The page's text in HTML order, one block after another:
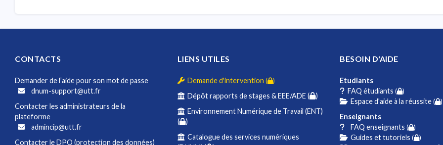
CONTACTS
Demander de l’aide pour son mot de passe
dnum-support@utt.fr
Contacter les administrateurs de la
plateforme
admincip@utt.fr
Contacter le DPO (protection des données)
LIENS UTILES
Demande d'intervention ( )
Dépôt rapports de stages & EEE/ADE (
)
Environnement Numérique de Travail (ENT)
(
)
Catalogue des services numériques
BESOIN D'AIDE
Etudiants
FAQ étudiants ( )
Espace d'aide à la réussite( )
Enseignants
FAQ enseignants ( )
Guides et tutoriels ( )